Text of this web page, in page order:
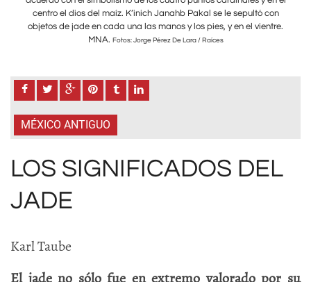
centro el dios del maíz. K’inich Janahb Pakal se le sepultó con
objetos de jade en cada una las manos y los pies, y en el vientre.
MNA. Fotos: Jorge Pérez De Lara / Raíces
MÉXICO ANTIGUO
LOS SIGNIFICADOS DEL
JADE
Karl Taube
El jade no sólo fue en extremo valorado por su